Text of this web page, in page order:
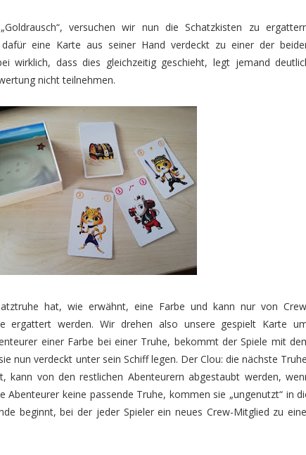
versuchen wir nun die Schatzkisten zu
eine Karte aus seiner Hand verdeckt zu einer der
wirklich, dass dies gleichzeitig geschieht, legt jemand
nicht teilnehmen.
hat, wie erwähnt, eine Farbe und kann nur von
ergattert werden. Wir drehen also unsere gespielt Karte
einer Farbe bei einer Truhe, bekommt der Spiele mit
nun verdeckt unter sein Schiff legen. Der Clou: die nächste
kann von den restlichen Abenteurern abgestaubt werden,
Abenteurer keine passende Truhe, kommen sie „ungenutzt“ in
beginnt, bei der jeder Spieler ein neues Crew-Mitglied zu